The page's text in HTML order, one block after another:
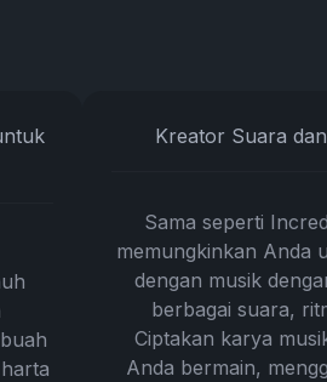
Kreator Suara
Sama seperti
memungkinkan Anda
dengan musik
berbagai suara,
Ciptakan karya
Anda bermain,